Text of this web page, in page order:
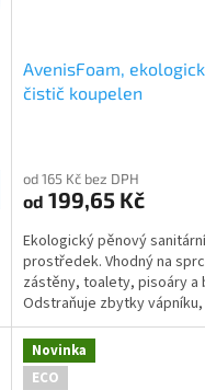
AvenisFoam,
čistič koupelen
produktu
je
z
5
hvězdiček.
od 165 Kč bez DPH
od 199,65 Kč
Ekologický pěnový
prostředek. Vhodný na
zástěny, toalety, pisoáry a
Odstraňuje zbytky
kámen a zbytky mýdel....
Novinka
ECO